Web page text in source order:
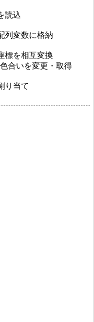
読込
列変数に格納
標を相互変換
合いを変更・取得
り当て